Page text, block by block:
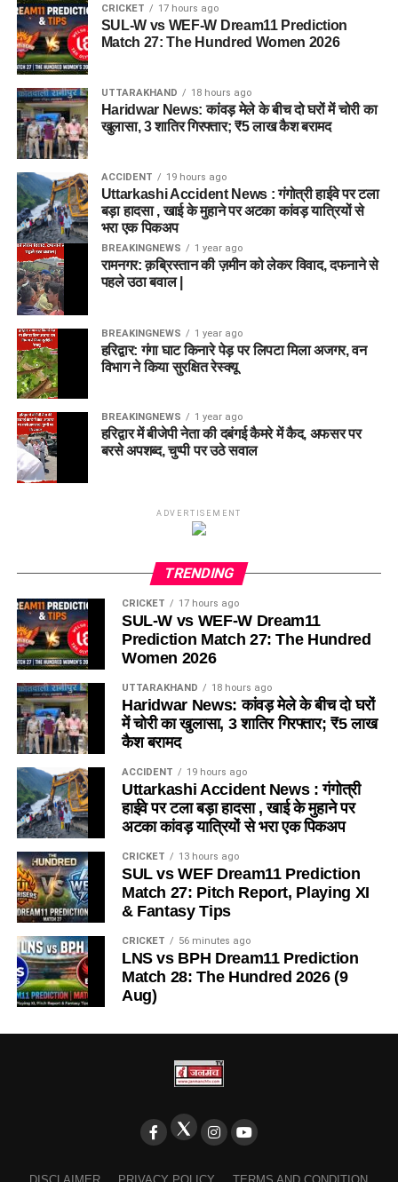
CRICKET 17 hours ago
SUL-W vs WEF-W Dream11 Prediction
Match 27: The Hundred Women 2026
UTTARAKHAND 18 hours ago
Haridwar News: कांवड़ मेले के बीच दो घरों में चोरी का
खुलासा, 3 शातिर गिरफ्तार; ₹5 लाख कैश बरामद
ACCIDENT 19 hours ago
Uttarkashi Accident News : गंगोत्री हाईवे पर टला
बड़ा हादसा , खाई के मुहाने पर अटका कांवड़ यात्रियों से
भरा एक पिकअप
BREAKINGNEWS 1 year ago
रामनगर: क़ब्रिस्तान की ज़मीन को लेकर विवाद, दफनाने से
पहले उठा बवाल |
BREAKINGNEWS 1 year ago
हरिद्वार: गंगा घाट किनारे पेड़ पर लिपटा मिला अजगर, वन
विभाग ने किया सुरक्षित रेस्क्यू
BREAKINGNEWS 1 year ago
हरिद्वार में बीजेपी नेता की दबंगई कैमरे में कैद, अफसर पर
बरसे अपशब्द, चुप्पी पर उठे सवाल
ADVERTISEMENT
TRENDING
CRICKET 17 hours ago
SUL-W vs WEF-W Dream11
Prediction Match 27: The Hundred
Women 2026
UTTARAKHAND 18 hours ago
Haridwar News: कांवड़ मेले के बीच दो घरों
में चोरी का खुलासा, 3 शातिर गिरफ्तार; ₹5 लाख
कैश बरामद
ACCIDENT 19 hours ago
Uttarkashi Accident News : गंगोत्री
हाईवे पर टला बड़ा हादसा , खाई के मुहाने पर
अटका कांवड़ यात्रियों से भरा एक पिकअप
CRICKET 13 hours ago
SUL vs WEF Dream11 Prediction
Match 27: Pitch Report, Playing XI
& Fantasy Tips
CRICKET 56 minutes ago
LNS vs BPH Dream11 Prediction
Match 28: The Hundred 2026 (9
Aug)